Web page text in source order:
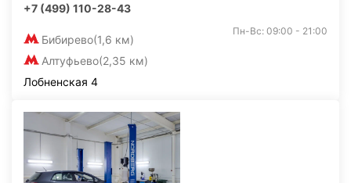
+7 (499) 110-28-43
Бибирево(1,6 км)
Алтуфьево(2,35 км)
Пн-Вс: 09:00 - 21:00
Лобненская 4